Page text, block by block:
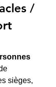
/
sièges,